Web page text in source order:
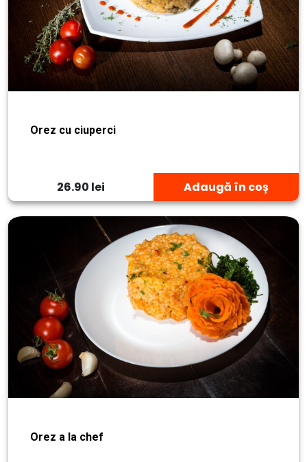
Orez cu ciuperci
26.90 lei Adaugă în coș
Orez a la chef